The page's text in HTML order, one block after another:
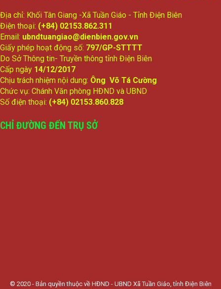
Địa chỉ: Khối Tân Giang -Xã Tuần Giáo - Tỉnh Điện Biên
Điện thoại: (+84) 02153.862.311
Email: ubndtuangiao@dienbien.gov.vn
Giấy phép hoạt động số: 797/GP-STTTT
Do Sở Thông tin- Truyền thông tỉnh Điện Biên
Cấp ngày 14/12/2017
Chịu trách nhiệm nội dung: Ông Võ Tá Cường
Chức vụ: Chánh Văn phòng HĐND và UBND
Số điện thoại: (+84) 02153.860.828
CHỈ ĐƯỜNG ĐẾN TRỤ SỞ
© 2020 - Bản quyền thuộc về HĐND - UBND Xã Tuần Giáo, tỉnh Điện Biên